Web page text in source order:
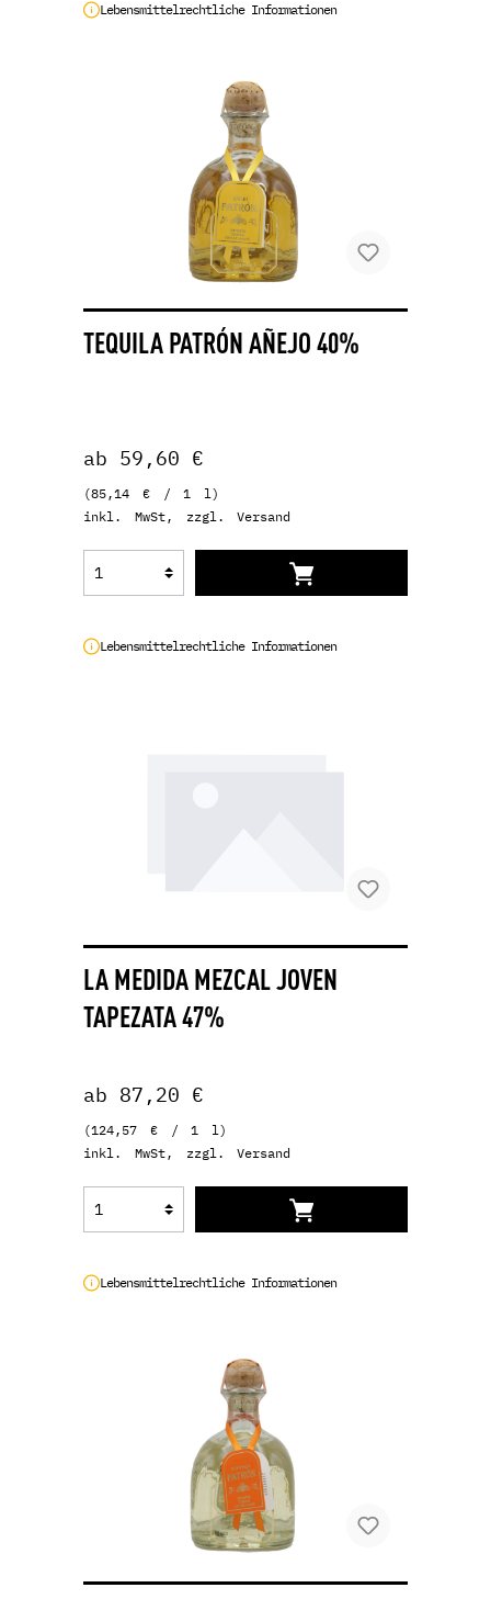
Lebensmittelrechtliche Informationen
TEQUILA PATRÓN AÑEJO 40%
ab 59,60 €
(85,14 € / 1 l)
inkl. MwSt, zzgl. Versand
Lebensmittelrechtliche Informationen
LA MEDIDA MEZCAL JOVEN
TAPEZATA 47%
ab 87,20 €
(124,57 € / 1 l)
inkl. MwSt, zzgl. Versand
Lebensmittelrechtliche Informationen